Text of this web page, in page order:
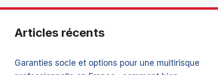
Articles récents
Garanties socle et options pour une multirisque